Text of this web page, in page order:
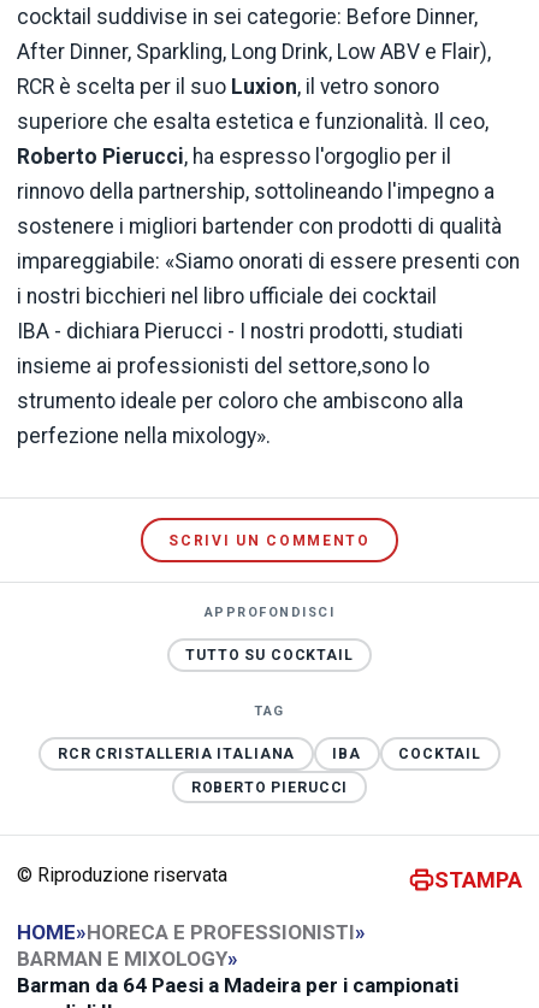
cocktail suddivise in sei categorie: Before Dinner,
After Dinner, Sparkling, Long Drink, Low ABV e Flair),
RCR è scelta per il suo Luxion, il vetro sonoro
superiore che esalta estetica e funzionalità. Il ceo,
Roberto Pierucci, ha espresso l'orgoglio per il
rinnovo della partnership, sottolineando l'impegno a
sostenere i migliori bartender con prodotti di qualità
impareggiabile: «Siamo onorati di essere presenti con
i nostri bicchieri nel libro ufficiale dei cocktail
IBA - dichiara Pierucci - I nostri prodotti, studiati
insieme ai professionisti del settore,sono lo
strumento ideale per coloro che ambiscono alla
perfezione nella mixology».
SCRIVI UN COMMENTO
APPROFONDISCI
TUTTO SU COCKTAIL
TAG
RCR CRISTALLERIA ITALIANA IBA
COCKTAIL
ROBERTO PIERUCCI
© Riproduzione riservata STAMPA
HOME»HORECA E PROFESSIONISTI»
BARMAN E MIXOLOGY»
Barman da 64 Paesi a Madeira per i campionati